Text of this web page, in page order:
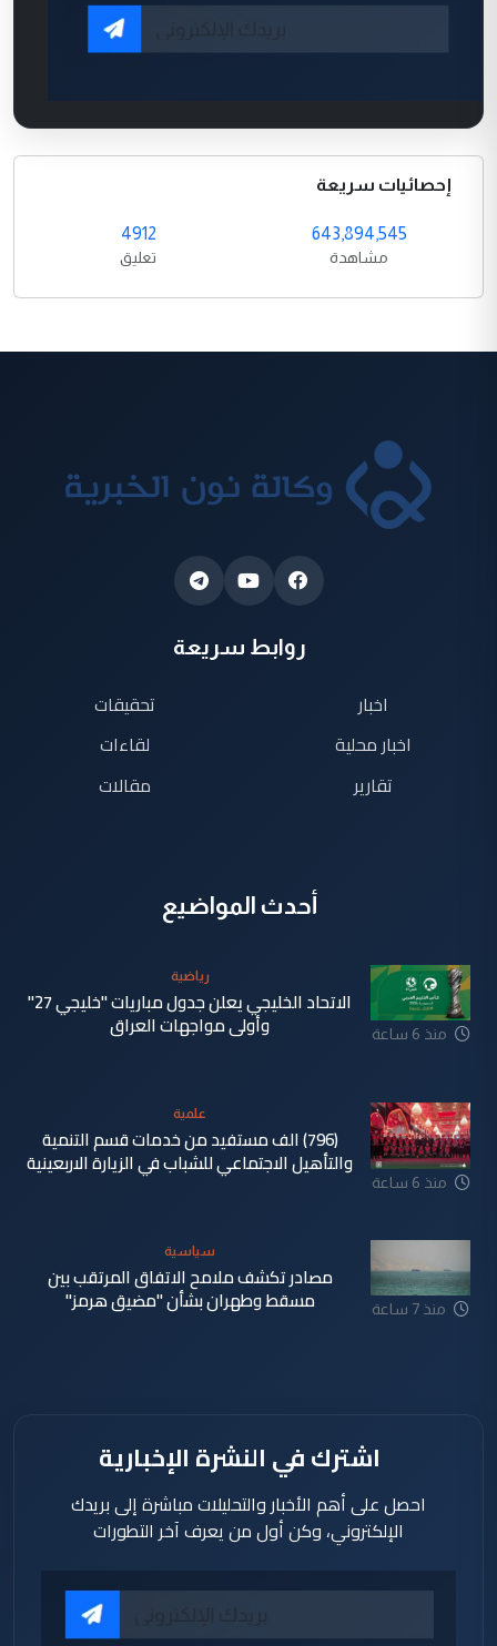
إحصائيات سريعة
643,894,545
مشاهدة
4912
تعليق
روابط سريعة
اخبار
اخبار محلية
تقارير
تحقيقات
لقاءات
مقالات
أحدث المواضيع
منذ 6 ساعة
رياضية
الاتحاد الخليجي يعلن جدول مباريات "خليجي 27"
وأولى مواجهات العراق
منذ 6 ساعة
علمية
(796) الف مستفيد من خدمات قسم التنمية
والتأهيل الاجتماعي للشباب في الزيارة الاربعينية
منذ 7 ساعة
سياسية
مصادر تكشف ملامح الاتفاق المرتقب بين
مسقط وطهران بشأن "مضيق هرمز"
اشترك في النشرة الإخبارية
احصل على أهم الأخبار والتحليلات مباشرة إلى بريدك
الإلكتروني، وكن أول من يعرف آخر التطورات